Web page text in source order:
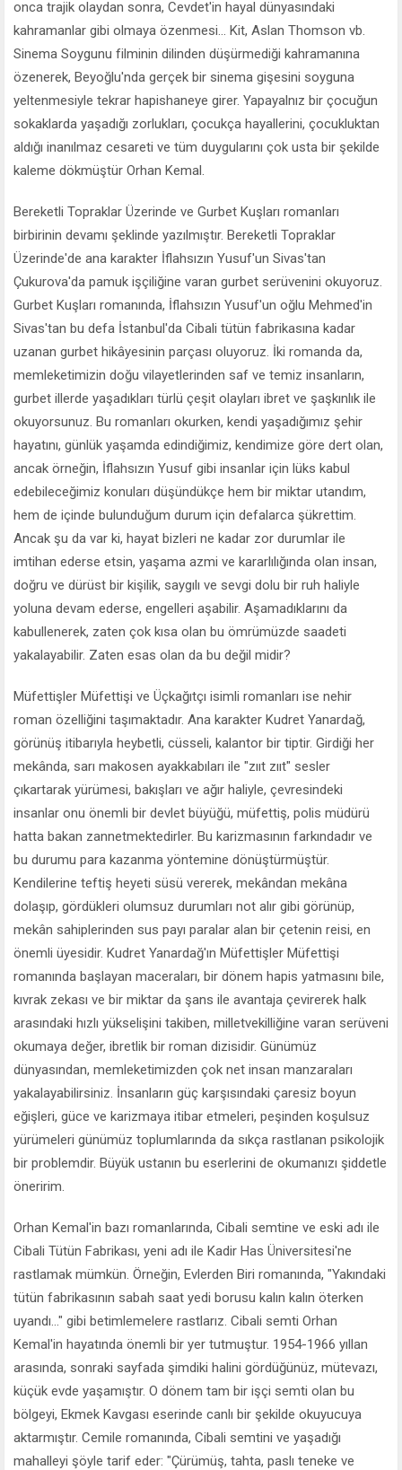
onca trajik olaydan sonra, Cevdet'in hayal dünyasındaki
kahramanlar gibi olmaya özenmesi... Kit, Aslan Thomson vb.
Sinema Soygunu filminin dilinden düşürmediği kahramanına
özenerek, Beyoğlu'nda gerçek bir sinema gişesini soyguna
yeltenmesiyle tekrar hapishaneye girer. Yapayalnız bir çocuğun
sokaklarda yaşadığı zorlukları, çocukça hayallerini, çocukluktan
aldığı inanılmaz cesareti ve tüm duygularını çok usta bir şekilde
kaleme dökmüştür Orhan Kemal.
Bereketli Topraklar Üzerinde ve Gurbet Kuşları romanları
birbirinin devamı şeklinde yazılmıştır. Bereketli Topraklar
Üzerinde'de ana karakter İflahsızın Yusuf'un Sivas'tan
Çukurova'da pamuk işçiliğine varan gurbet serüvenini okuyoruz.
Gurbet Kuşları romanında, İflahsızın Yusuf'un oğlu Mehmed'in
Sivas'tan bu defa İstanbul'da Cibali tütün fabrikasına kadar
uzanan gurbet hikâyesinin parçası oluyoruz. İki romanda da,
memleketimizin doğu vilayetlerinden saf ve temiz insanların,
gurbet illerde yaşadıkları türlü çeşit olayları ibret ve şaşkınlık ile
okuyorsunuz. Bu romanları okurken, kendi yaşadığımız şehir
hayatını, günlük yaşamda edindiğimiz, kendimize göre dert olan,
ancak örneğin, İflahsızın Yusuf gibi insanlar için lüks kabul
edebileceğimiz konuları düşündükçe hem bir miktar utandım,
hem de içinde bulunduğum durum için defalarca şükrettim.
Ancak şu da var ki, hayat bizleri ne kadar zor durumlar ile
imtihan ederse etsin, yaşama azmi ve kararlılığında olan insan,
doğru ve dürüst bir kişilik, saygılı ve sevgi dolu bir ruh haliyle
yoluna devam ederse, engelleri aşabilir. Aşamadıklarını da
kabullenerek, zaten çok kısa olan bu ömrümüzde saadeti
yakalayabilir. Zaten esas olan da bu değil midir?
Müfettişler Müfettişi ve Üçkağıtçı isimli romanları ise nehir
roman özelliğini taşımaktadır. Ana karakter Kudret Yanardağ,
görünüş itibarıyla heybetli, cüsseli, kalantor bir tiptir. Girdiği her
mekânda, sarı makosen ayakkabıları ile "zııt zııt" sesler
çıkartarak yürümesi, bakışları ve ağır haliyle, çevresindeki
insanlar onu önemli bir devlet büyüğü, müfettiş, polis müdürü
hatta bakan zannetmektedirler. Bu karizmasının farkındadır ve
bu durumu para kazanma yöntemine dönüştürmüştür.
Kendilerine teftiş heyeti süsü vererek, mekândan mekâna
dolaşıp, gördükleri olumsuz durumları not alır gibi görünüp,
mekân sahiplerinden sus payı paralar alan bir çetenin reisi, en
önemli üyesidir. Kudret Yanardağ'ın Müfettişler Müfettişi
romanında başlayan maceraları, bir dönem hapis yatmasını bile,
kıvrak zekası ve bir miktar da şans ile avantaja çevirerek halk
arasındaki hızlı yükselişini takiben, milletvekilliğine varan serüveni
okumaya değer, ibretlik bir roman dizisidir. Günümüz
dünyasından, memleketimizden çok net insan manzaraları
yakalayabilirsiniz. İnsanların güç karşısındaki çaresiz boyun
eğişleri, güce ve karizmaya itibar etmeleri, peşinden koşulsuz
yürümeleri günümüz toplumlarında da sıkça rastlanan psikolojik
bir problemdir. Büyük ustanın bu eserlerini de okumanızı şiddetle
öneririm.
Orhan Kemal'in bazı romanlarında, Cibali semtine ve eski adı ile
Cibali Tütün Fabrikası, yeni adı ile Kadir Has Üniversitesi'ne
rastlamak mümkün. Örneğin, Evlerden Biri romanında, "Yakındaki
tütün fabrikasının sabah saat yedi borusu kalın kalın öterken
uyandı..." gibi betimlemelere rastlarız. Cibali semti Orhan
Kemal'in hayatında önemli bir yer tutmuştur. 1954-1966 yıllan
arasında, sonraki sayfada şimdiki halini gördüğünüz, mütevazı,
küçük evde yaşamıştır. O dönem tam bir işçi semti olan bu
bölgeyi, Ekmek Kavgası eserinde canlı bir şekilde okuyucuya
aktarmıştır. Cemile romanında, Cibali semtini ve yaşadığı
mahalleyi şöyle tarif eder: "Çürümüş, tahta, paslı teneke ve